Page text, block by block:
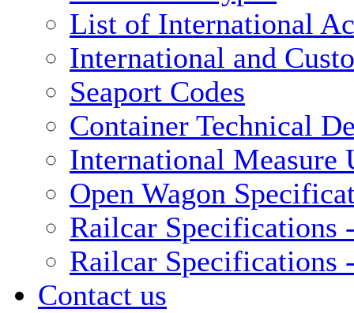
List of International
International and
Seaport Codes
Container Technical
International Measure
Open Wagon
Railcar Specifications
Railcar Specifications
Contact us